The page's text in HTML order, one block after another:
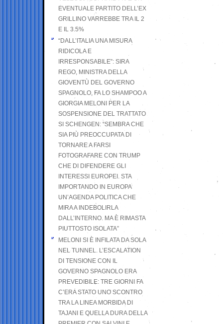
EVENTUALE PARTITO DELL’EX
GRILLINO VARREBBE TRA IL 2
E IL 3.5%
“DALL’ITALIA UNA MISURA
RIDICOLA E
IRRESPONSABILE”: SIRA
REGO, MINISTRA DELLA
GIOVENTÙ DEL GOVERNO
SPAGNOLO, FA LO SHAMPOO A
GIORGIA MELONI PER LA
SOSPENSIONE DEL TRATTATO
SI SCHENGEN: “SEMBRA CHE
SIA PIÙ PREOCCUPATA DI
TORNARE A FARSI
FOTOGRAFARE CON TRUMP
CHE DI DIFENDERE GLI
INTERESSI EUROPEI. STA
IMPORTANDO IN EUROPA
UN’AGENDA POLITICA CHE
MIRA A INDEBOLIRLA
DALL’INTERNO. MA È RIMASTA
PIUTTOSTO ISOLATA”
MELONI SI È INFILATA DA SOLA
NEL TUNNEL. L’ESCALATION
DI TENSIONE CON IL
GOVERNO SPAGNOLO ERA
PREVEDIBILE: TRE GIORNI FA
C’ERA STATO UNO SCONTRO
TRA LA LINEA MORBIDA DI
TAJANI E QUELLA DURA DELLA